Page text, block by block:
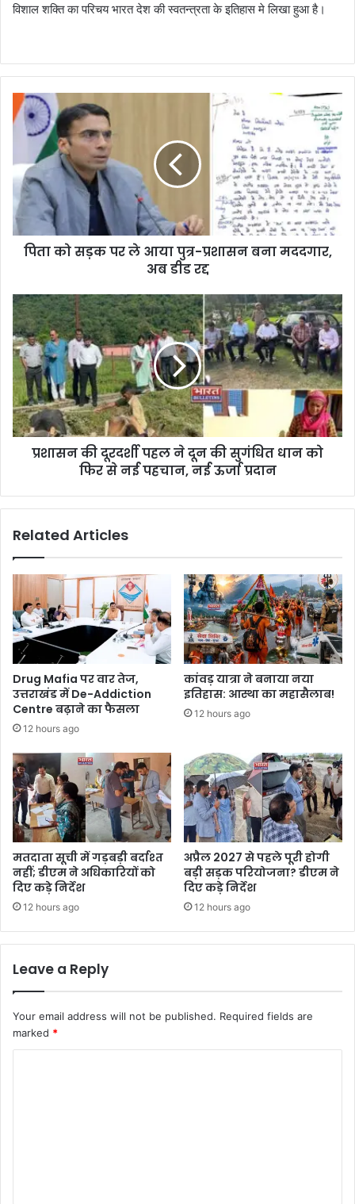
विशाल शक्ति का परिचय भारत देश की स्वतन्त्रता के इतिहास मे लिखा हुआ है।
पिता को सड़क पर ले आया पुत्र-प्रशासन बना मददगार,
अब डीड रद्द
प्रशासन की दूरदर्शी पहल ने दून की सुगंधित धान को
फिर से नई पहचान, नई ऊर्जा प्रदान
Related Articles
Drug Mafia पर वार तेज,
उत्तराखंड में De-Addiction
Centre बढ़ाने का फैसला
12 hours ago
कांवड़ यात्रा ने बनाया नया
इतिहास: आस्था का महासैलाब!
12 hours ago
मतदाता सूची में गड़बड़ी बर्दाश्त
नहीं; डीएम ने अधिकारियों को
दिए कड़े निर्देश
12 hours ago
अप्रैल 2027 से पहले पूरी होगी
बड़ी सड़क परियोजना? डीएम ने
दिए कड़े निर्देश
12 hours ago
Leave a Reply
Your email address will not be published. Required fields are
marked *